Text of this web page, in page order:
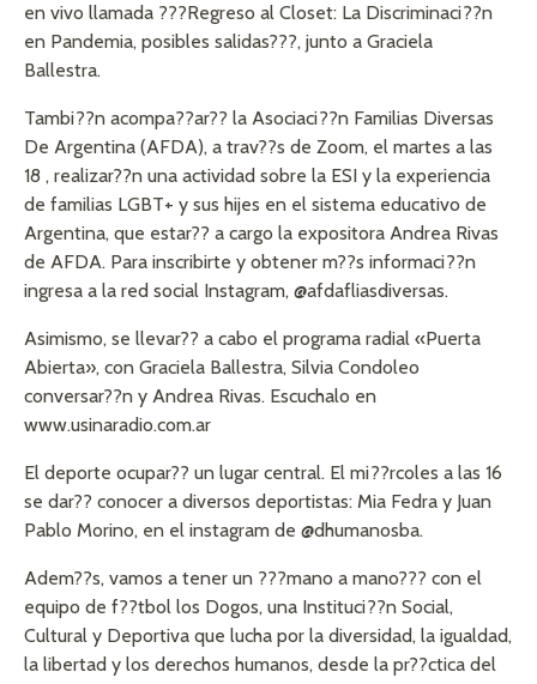
en vivo llamada ???Regreso al Closet: La Discriminaci??n
en Pandemia, posibles salidas???, junto a Graciela
Ballestra.
Tambi??n acompa??ar?? la Asociaci??n Familias Diversas
De Argentina (AFDA), a trav??s de Zoom, el martes a las
18 , realizar??n una actividad sobre la ESI y la experiencia
de familias LGBT+ y sus hijes en el sistema educativo de
Argentina, que estar?? a cargo la expositora Andrea Rivas
de AFDA. Para inscribirte y obtener m??s informaci??n
ingresa a la red social Instagram, @afdafliasdiversas.
Asimismo, se llevar?? a cabo el programa radial «Puerta
Abierta», con Graciela Ballestra, Silvia Condoleo
conversar??n y Andrea Rivas. Escuchalo en
www.usinaradio.com.ar
El deporte ocupar?? un lugar central. El mi??rcoles a las 16
se dar?? conocer a diversos deportistas: Mia Fedra y Juan
Pablo Morino, en el instagram de @dhumanosba.
Adem??s, vamos a tener un ???mano a mano??? con el
equipo de f??tbol los Dogos, una Instituci??n Social,
Cultural y Deportiva que lucha por la diversidad, la igualdad,
la libertad y los derechos humanos, desde la pr??ctica del